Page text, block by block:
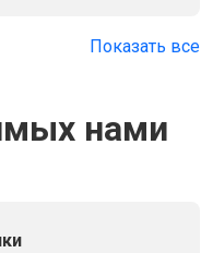
Показать все
нами